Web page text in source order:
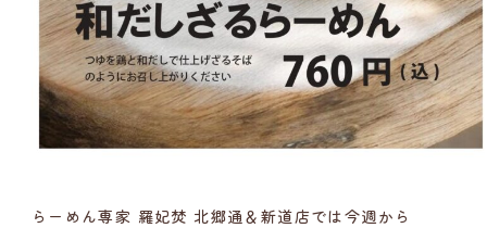
らーめん専家 羅妃焚 北郷通＆新道店では今週から